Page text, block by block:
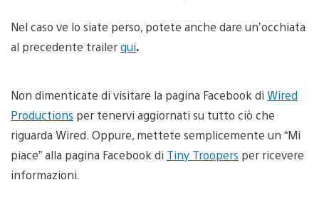
Nel caso ve lo siate perso, potete anche dare un’occhiata
al precedente trailerqui.
Non dimenticate di visitare la pagina Facebook di Wired
Productions per tenervi aggiornati su tutto ciò che
riguarda Wired. Oppure, mettete semplicemente un “Mi
piace” alla pagina Facebook di Tiny Troopers per ricevere
informazioni.